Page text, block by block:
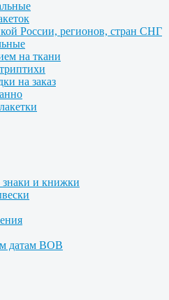
России, регионов, стран СНГ
на ткани
на заказ
знаки и книжки
датам ВОВ